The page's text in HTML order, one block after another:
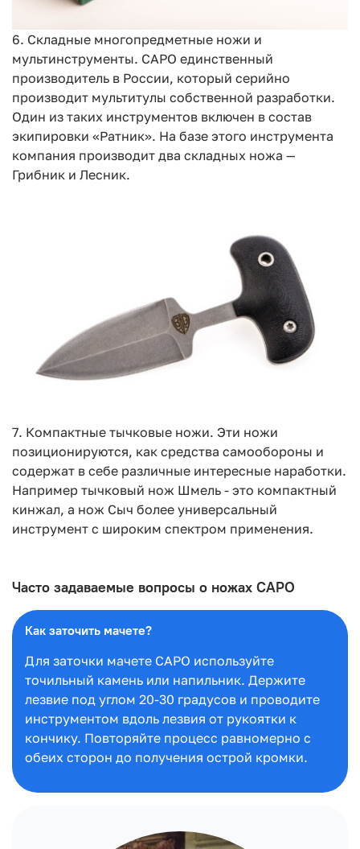
6. Складные многопредметные ножи и
мультинструменты. САРО единственный
производитель в России, который серийно
производит мультитулы собственной разработки.
Один из таких инструментов включен в состав
экипировки «Ратник». На базе этого инструмента
компания производит два складных ножа —
Грибник и Лесник.
7. Компактные тычковые ножи. Эти ножи
позиционируются, как средства самообороны и
содержат в себе различные интересные наработки.
Например тычковый нож Шмель - это компактный
кинжал, а нож Сыч более универсальный
инструмент с широким спектром применения.
Часто задаваемые вопросы о ножах CAPO
Как заточить мачете?
Для заточки мачете CAPO используйте
точильный камень или напильник. Держите
лезвие под углом 20-30 градусов и проводите
инструментом вдоль лезвия от рукоятки к
кончику. Повторяйте процесс равномерно с
обеих сторон до получения острой кромки.